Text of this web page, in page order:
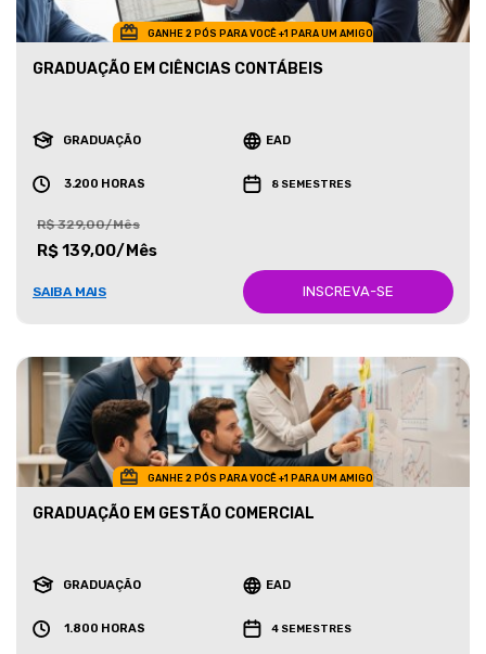
GANHE 2 PÓS PARA VOCÊ +1 PARA UM AMIGO
GRADUAÇÃO EM CIÊNCIAS CONTÁBEIS
GRADUAÇÃO EAD
3.200 HORAS 8 SEMESTRES
R$ 329,00/Mês
R$ 139,00/Mês
SAIBA MAIS INSCREVA-SE
GANHE 2 PÓS PARA VOCÊ +1 PARA UM AMIGO
GRADUAÇÃO EM GESTÃO COMERCIAL
GRADUAÇÃO EAD
1.800 HORAS 4 SEMESTRES